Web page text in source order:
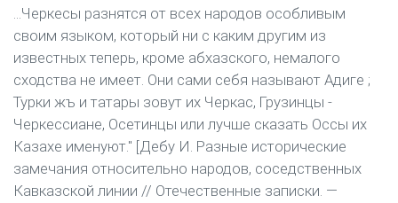
...Черкесы разнятся от всех народов особливым
своим языком, который ни с каким другим из
известных теперь, кроме абхазского, немалого
сходства не имеет. Они сами себя называют Адиге ;
Турки жъ и татары зовут их Черкас, Грузинцы -
Черкессиане, Осетинцы или лучше сказать Оссы их
Казахе именуют." [Дебу И. Разные исторические
замечания относительно народов, соседственных
Кавказской линии // Отечественные записки. —